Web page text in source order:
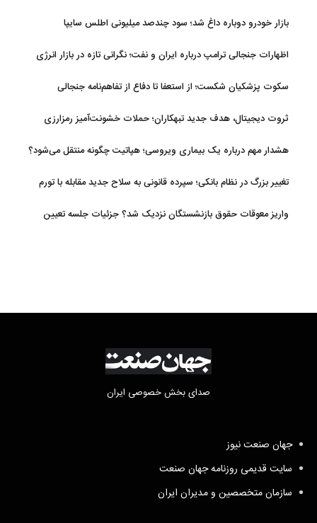
بازار خودرو دوباره داغ شد؛ سود چندصد میلیونی اطلس سایپا
اظهارات جنجالی ترامپ درباره ایران و نفت؛ نگرانی تازه در بازار انرژی
سکوت پزشکیان شکست؛ از استعفا تا دفاع از تفاهم‌نامه جنجالی
ثروت دیجیتال، هدف جدید تبهکاران؛ حملات خشونت‌آمیز رمزارزی
هشدار مهم درباره یک بیماری ویروسی؛ هپاتیت چگونه منتقل می‌شود؟
تغییر بزرگ در نظام بانکی؛ سپرده قانونی به سلاح جدید مقابله با تورم
واریز معوقات حقوق بازنشستگان نزدیک شد؟ جزئیات جلسه تعیین
صدای بخش خصوصی ایران
جهان صنعت نیوز
سایت قدیمی روزنامه جهان صنعت
سازمان متخصصین و مدیران ایران